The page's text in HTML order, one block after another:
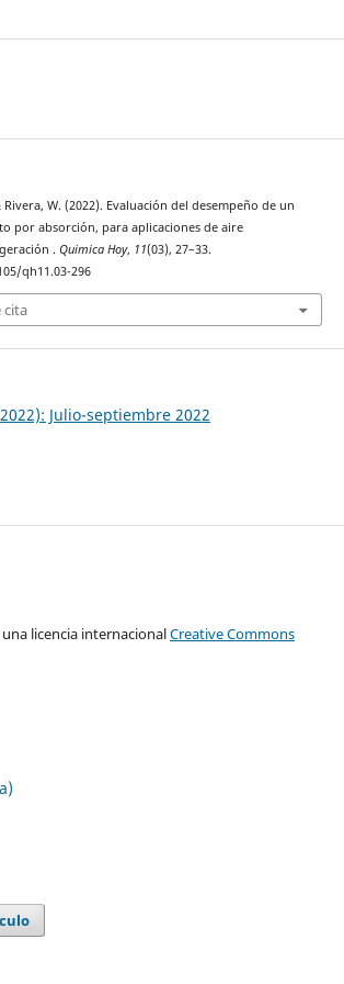
Rivera, W. (2022). Evaluación del desempeño de un
por absorción, para aplicaciones de aire
. Quimica Hoy, 11(03), 27–33.
qh11.03-296
cita
Julio-septiembre 2022
licencia internacionalCreative Commons